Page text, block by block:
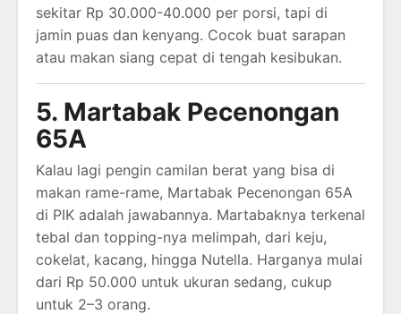
sekitar Rp 30.000-40.000 per porsi, tapi di
jamin puas dan kenyang. Cocok buat sarapan
atau makan siang cepat di tengah kesibukan.
5. Martabak Pecenongan
65A
Kalau lagi pengin camilan berat yang bisa di
makan rame-rame, Martabak Pecenongan 65A
di PIK adalah jawabannya. Martabaknya terkenal
tebal dan topping-nya melimpah, dari keju,
cokelat, kacang, hingga Nutella. Harganya mulai
dari Rp 50.000 untuk ukuran sedang, cukup
untuk 2–3 orang.